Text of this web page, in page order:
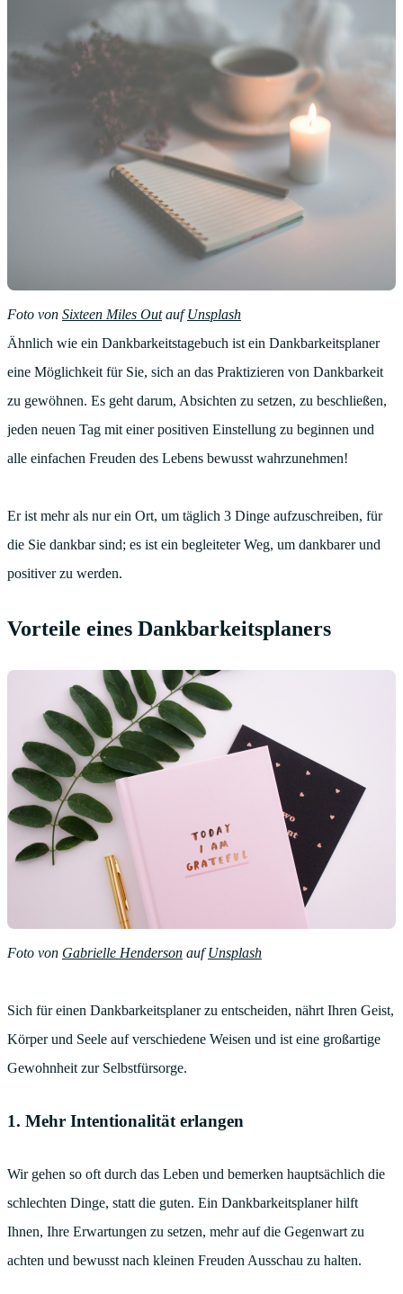
Foto von Sixteen Miles OutaufUnsplash
Ähnlich wie ein Dankbarkeitstagebuch ist ein Dankbarkeitsplaner
eine Möglichkeit für Sie, sich an das Praktizieren von Dankbarkeit
zu gewöhnen. Es geht darum, Absichten zu setzen, zu beschließen,
jeden neuen Tag mit einer positiven Einstellung zu beginnen und
alle einfachen Freuden des Lebens bewusst wahrzunehmen!
Er ist mehr als nur ein Ort, um täglich 3 Dinge aufzuschreiben, für
die Sie dankbar sind; es ist ein begleiteter Weg, um dankbarer und
positiver zu werden.
Vorteile eines Dankbarkeitsplaners
Foto von Gabrielle Henderson aufUnsplash
Sich für einen Dankbarkeitsplaner zu entscheiden, nährt Ihren Geist,
Körper und Seele auf verschiedene Weisen und ist eine großartige
Gewohnheit zur Selbstfürsorge.
1. Mehr Intentionalität erlangen
Wir gehen so oft durch das Leben und bemerken hauptsächlich die
schlechten Dinge, statt die guten. Ein Dankbarkeitsplaner hilft
Ihnen, Ihre Erwartungen zu setzen, mehr auf die Gegenwart zu
achten und bewusst nach kleinen Freuden Ausschau zu halten.